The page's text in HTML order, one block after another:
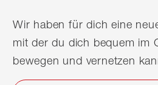
Wir haben für dich eine
mit der du dich bequem im
bewegen und vernetzen